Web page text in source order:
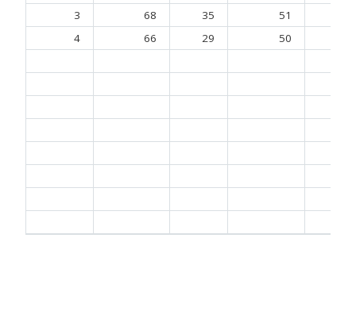
3
68 35 51
4
66 29 50